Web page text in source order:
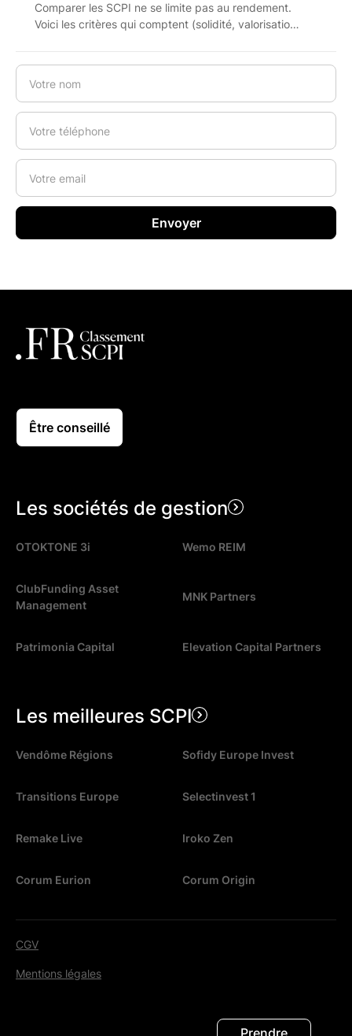
Comparer les SCPI ne se limite pas au rendement.
Voici les critères qui comptent (solidité, valorisation,
Être conseillé
Les sociétés de gestion
OTOKTONE 3i Wemo REIM
ClubFunding Asset
Management
MNK Partners
Patrimonia Capital Elevation Capital Partners
Les meilleures SCPI
Vendôme Régions Sofidy Europe Invest
Transitions Europe Selectinvest 1
Remake Live Iroko Zen
Corum Eurion Corum Origin
CGV
Mentions légales
Prendre